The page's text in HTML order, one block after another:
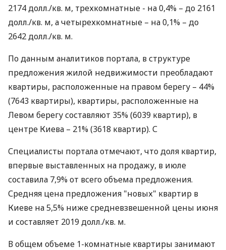
2174 долл./кв. м, трехкомнатные - на 0,4% – до 2161
долл./кв. м, а четырехкомнатные – на 0,1% – до
2642 долл./кв. м.
По данным аналитиков портала, в структуре
предложения жилой недвижимости преобладают
квартиры, расположенные на правом берегу – 44%
(7643 квартиры), квартиры, расположенные на
Левом берегу составляют 35% (6039 квартир), в
центре Киева – 21% (3618 квартир). С
Специалисты портала отмечают, что доля квартир,
впервые выставленных на продажу, в июле
составила 7,9% от всего объема предложения.
Средняя цена предложения "новых" квартир в
Киеве на 5,5% ниже средневзвешенной цены июня
и составляет 2019 долл./кв. м.
В общем объеме 1-комнатные квартиры занимают